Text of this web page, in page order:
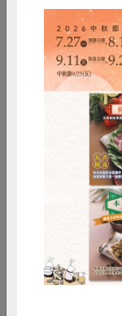
雞蛋